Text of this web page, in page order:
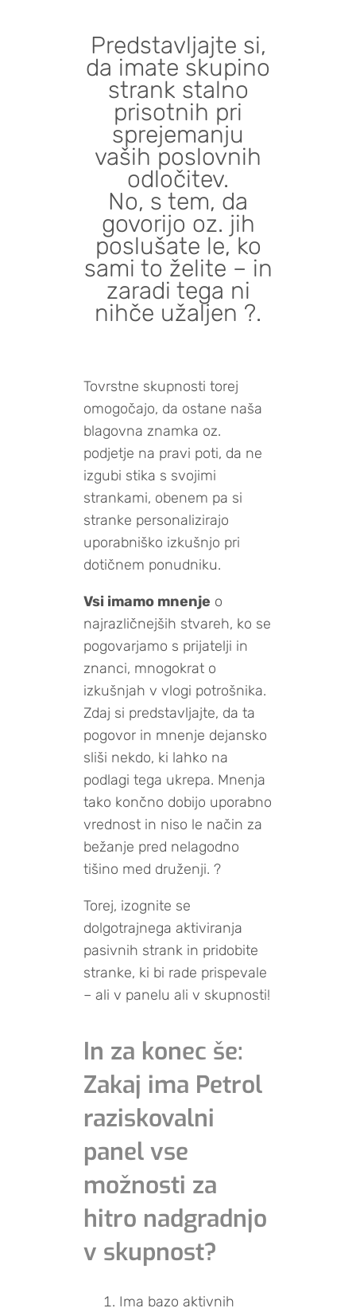
Predstavljajte si,
da imate skupino
strank stalno
prisotnih pri
sprejemanju
vaših poslovnih
odločitev.
No, s tem, da
govorijo oz. jih
poslušate le, ko
sami to želite – in
zaradi tega ni
nihče užaljen ?.
Tovrstne skupnosti torej
omogočajo, da ostane naša
blagovna znamka oz.
podjetje na pravi poti, da ne
izgubi stika s svojimi
strankami, obenem pa si
stranke personalizirajo
uporabniško izkušnjo pri
dotičnem ponudniku.
Vsi imamo mnenje o
najrazličnejših stvareh, ko se
pogovarjamo s prijatelji in
znanci, mnogokrat o
izkušnjah v vlogi potrošnika.
Zdaj si predstavljajte, da ta
pogovor in mnenje dejansko
sliši nekdo, ki lahko na
podlagi tega ukrepa. Mnenja
tako končno dobijo uporabno
vrednost in niso le način za
bežanje pred nelagodno
tišino med druženji. ?
Torej, izognite se
dolgotrajnega aktiviranja
pasivnih strank in pridobite
stranke, ki bi rade prispevale
– ali v panelu ali v skupnosti!
In za konec še:
Zakaj ima Petrol
raziskovalni
panel vse
možnosti za
hitro nadgradnjo
v skupnost?
Ima bazo aktivnih